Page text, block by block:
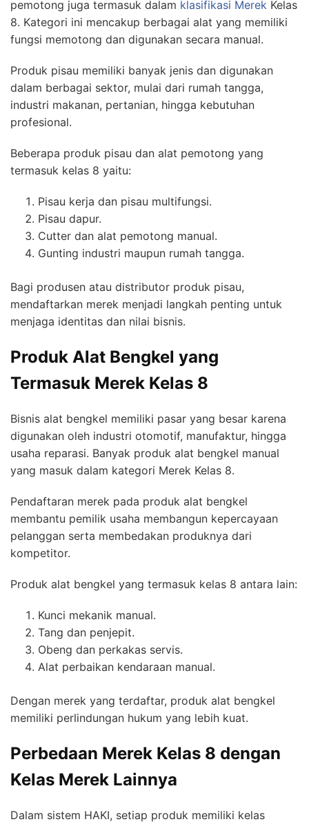
pemotong juga termasuk dalam klasifikasi Merek Kelas
8. Kategori ini mencakup berbagai alat yang memiliki
fungsi memotong dan digunakan secara manual.
Produk pisau memiliki banyak jenis dan digunakan
dalam berbagai sektor, mulai dari rumah tangga,
industri makanan, pertanian, hingga kebutuhan
profesional.
Beberapa produk pisau dan alat pemotong yang
termasuk kelas 8 yaitu:
Pisau kerja dan pisau multifungsi.
Pisau dapur.
Cutter dan alat pemotong manual.
Gunting industri maupun rumah tangga.
Bagi produsen atau distributor produk pisau,
mendaftarkan merek menjadi langkah penting untuk
menjaga identitas dan nilai bisnis.
Produk Alat Bengkel yang
Termasuk Merek Kelas 8
Bisnis alat bengkel memiliki pasar yang besar karena
digunakan oleh industri otomotif, manufaktur, hingga
usaha reparasi. Banyak produk alat bengkel manual
yang masuk dalam kategori Merek Kelas 8.
Pendaftaran merek pada produk alat bengkel
membantu pemilik usaha membangun kepercayaan
pelanggan serta membedakan produknya dari
kompetitor.
Produk alat bengkel yang termasuk kelas 8 antara lain:
Kunci mekanik manual.
Tang dan penjepit.
Obeng dan perkakas servis.
Alat perbaikan kendaraan manual.
Dengan merek yang terdaftar, produk alat bengkel
memiliki perlindungan hukum yang lebih kuat.
Perbedaan Merek Kelas 8 dengan
Kelas Merek Lainnya
Dalam sistem HAKI, setiap produk memiliki kelas